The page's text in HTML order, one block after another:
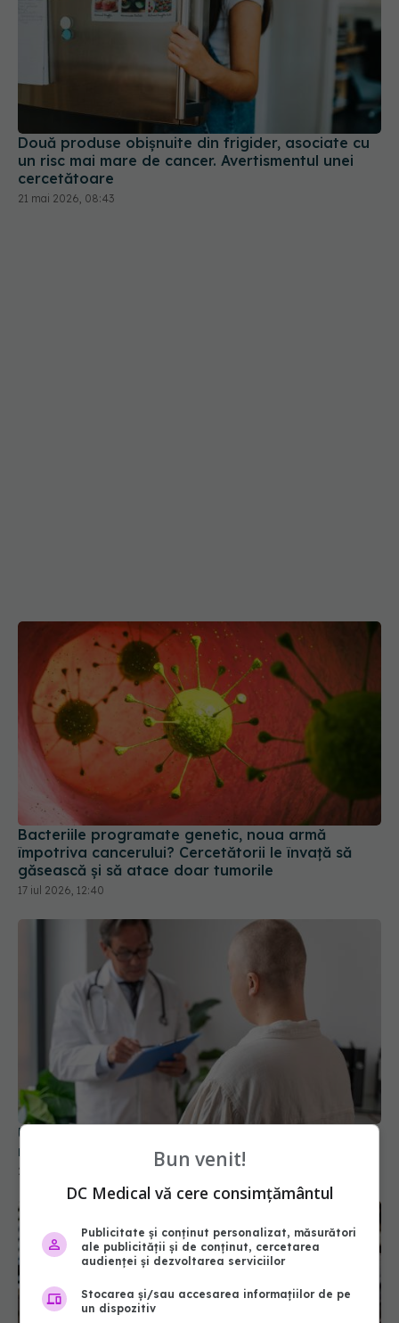
Două produse obișnuite din frigider, asociate cu
un risc mai mare de cancer. Avertismentul unei
cercetătoare
21 mai 2026, 08:43
Bacteriile programate genetic, noua armă
împotriva cancerului? Cercetătorii le învață să
găsească și să atace doar tumorile
17 iul 2026, 12:40
Un nou tratament reduce cu 47% riscul de
recidivă în cazul cancerului de vezică urinară
25 iul 2026, 11:36 Bun venit!
DC Medical vă cere consimțământul
Publicitate și conținut personalizat, măsurători
ale publicității și de conținut, cercetarea
audienței și dezvoltarea serviciilor
Stocarea și/sau accesarea informațiilor de pe
un dispozitiv